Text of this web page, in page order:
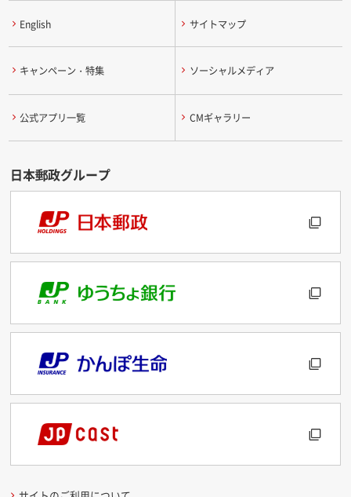
English サイトマップ
キャンペーン・特集 ソーシャルメディア
公式アプリ一覧 CMギャラリー